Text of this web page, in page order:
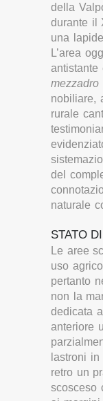
della
durante il
una
L’area
mezzadro
nobiliare,
rurale
del
naturale
STATO
Le aree
uso
pertanto
non la
dedicata
anteriore
lastroni
retro un
scosceso